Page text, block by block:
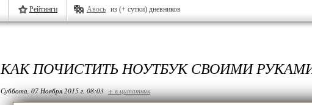
Рейтинги Авось из (+ сутки) дневников
КАК ПОЧИСТИТЬ НОУТБУК СВОИМИ
Суббота, 07 Ноября 2015 г. 08:03 + в цитатник